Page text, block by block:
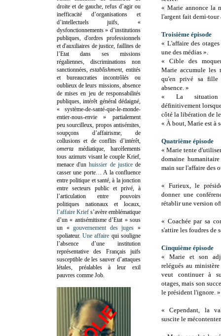
« Marie annonce la
l'argent fait demi-tour
Troisième épisode
« L'affaire des
une des médias ».
« Cible des
Marie accumule les
qu'en privé sa fille
absence. »
« La situation
définitivement
côté la libération de
« À bout, Marie est à
Quatrième épisode
« Marie tente
domaine
main sur l'affaire des
« Furieux, le
donner une
rétablir une version
« Coachée par sa
s'attire les foudres de
Cinquième épisode
« Marie et son
relégués au
veut continuer à
otages, mais son
le président l'ignore. »
« Cependant, la
suscite le
droite et de gauche, refus d’agir ou
inefficacité d’organisations et
d’intellectuels juifs, «
dysfonctionnements » d’institutions
publiques, d'ordres professionnels
et d'auxiliaires de justice, faillites de
l’Etat dans ses missions
régaliennes, discriminations non
sanctionnées,establishment, entités
et bureaucraties incontrôlés ou
oublieux de leurs missions, absence
de mises en jeu de responsabilités
publiques, intérêt général dédaigné,
« système-de-santé-que-le-monde-
entier-nous-envie » partialement
peu sourcilleux, propos antisémites,
soupçons d’affairisme, de
collusions et de conflits d’intérêt,
omertamédiatique, harcèlements
tous azimuts visant le couple Krief,
menace d'unhuissier de justicede
casser une porte… A la confluence
entre politique et santé, à la jonction
entre secteurs public et privé, à
l’articulation entre pouvoirs
politiques nationaux et locaux,
l’affaire Krief s’avère emblématique
d’un « antisémitisme d’Etat » sous
un «gouvernement des juges »
spoliateur.Une affaire qui souligne
l’absence d’une institution
représentative des Français juifs
susceptible de les sauver d’attaques
létales, préalables à leur exil
pauvres comme Job.